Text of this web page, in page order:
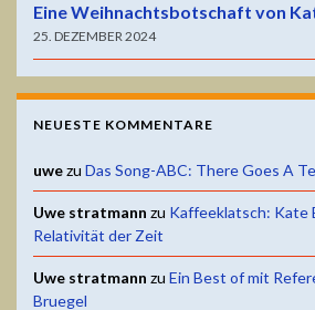
Eine Weihnachtsbotschaft von
25. DEZEMBER 2024
NEUESTE KOMMENTARE
uwezu Das Song-ABC: There Goes A
Uwe stratmann zu Kaffeeklatsch: Kate
Relativität der Zeit
Uwe stratmann zu Ein Best of mit
Bruegel